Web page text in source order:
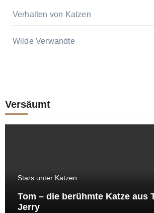
Verhalten von Katzen
Wilde Verwandte
Versäumt
Stars unter Katzen
Tom – die berühmte Katze aus
Jerry